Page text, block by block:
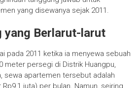
yang disewanya sejak 2011.
yang Berlarut-larut
pada 2011 ketika ia menyewa sebuah
meter persegi di Distrik Huangpu,
sewa apartemen tersebut adalah
juta) per bulan. Namun, seiring